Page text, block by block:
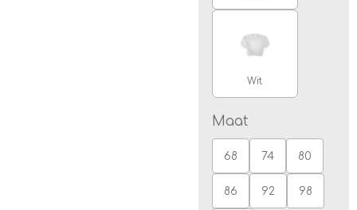
Wit
Maat
68 74 80
86 92 98